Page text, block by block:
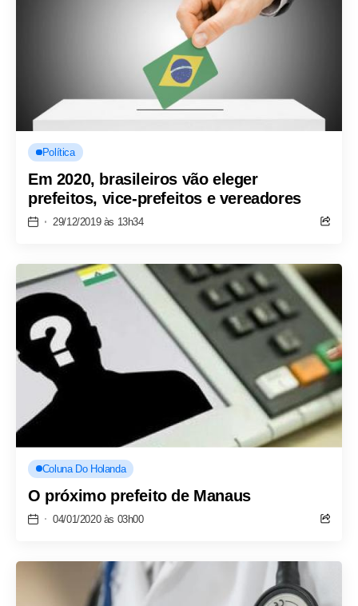
Política
Em 2020, brasileiros vão eleger
prefeitos, vice-prefeitos e vereadores
29/12/2019 às 13h34
Coluna Do Holanda
O próximo prefeito de Manaus
04/01/2020 às 03h00